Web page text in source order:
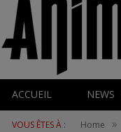
ACCUEIL NEWS
VOUS ÊTES À : Home »